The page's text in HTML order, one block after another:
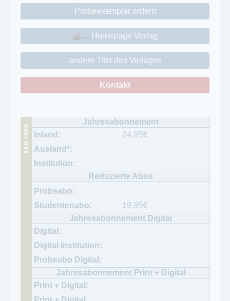
Probeexemplar ordern
Homepage Verlag
andere Titel des Verlages
Kontakt
24,95€
19,95€